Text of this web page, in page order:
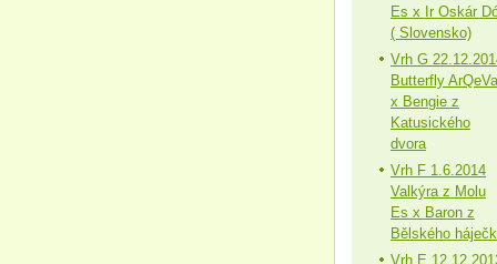
Es x Ir Oskár
( Slovensko)
Vrh G
Butterfly ArQeVa
x Bengie z
Katusického
dvora
Vrh F 1.6.2014
Valkýra z Molu
Es x Baron z
Bělského
Vrh E